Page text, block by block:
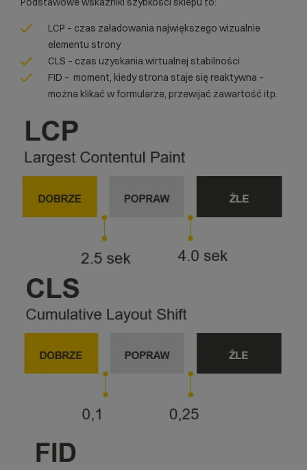
LCP – czas załadowania największego wizualnie
elementu strony
CLS – czas uzyskania wirtualnej stabilności
FID – moment, kiedy strona staje się reaktywna –
można klikać w formularze, przewijać zawartość itp.